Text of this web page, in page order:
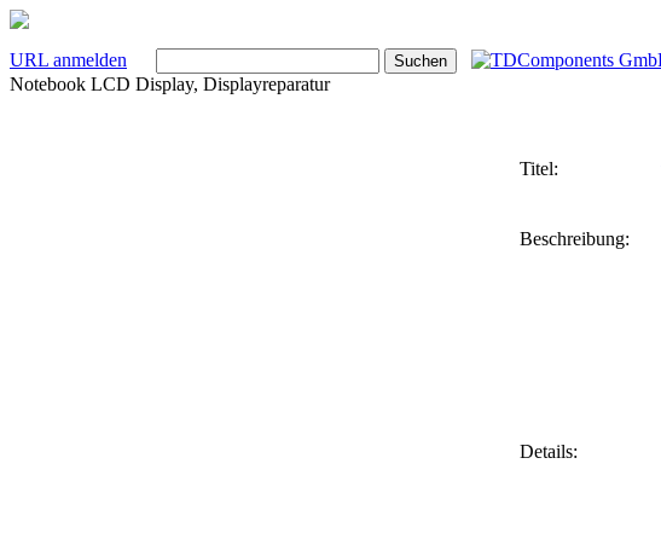
URL anmelden
Notebook LCD Display, Displayreparatur
Titel:
Beschreibung:
Details: